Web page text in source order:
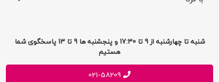
افتخارات فرنا
شرایط و قوانین
فرصت های شغلی
پیشنهادات و انتقادات
شنبه تا چهارشنبه از 9 تا 17:30 و پنجشنبه ها 9 تا 13 پاسخگوی شما
هستیم
021-58209